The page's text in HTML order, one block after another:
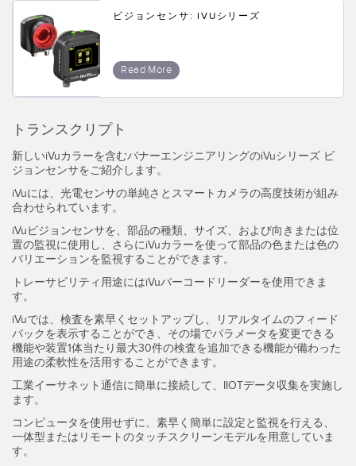
Wireless Condition Monitoring Sensors
Vibration Sensors
付属品
コンバータ
コードセット
ソフトウェア
Banner Measurement Sensor Software
センサGUIソフトウェア
TECHNOLOGY
RELATED LINKS
ウォッシュダウン
IO-Link
ビジョンセンサ: IVUシリーズ
Read More
トランスクリプト
新しいiVuカラーを含むバナーエンジニアリングのiVuシリーズ ビ
ジョンセンサをご紹介します。
iVuには、光電センサの単純さとスマートカメラの高度技術が組み
合わせられています。
iVuビジョンセンサを、部品の種類、サイズ、および向きまたは位
置の監視に使用し、さらにiVuカラーを使って部品の色または色の
バリエーションを監視することができます。
トレーサビリティ用途にはiVuバーコードリーダーを使用できま
す。
iVuでは、検査を素早くセットアップし、リアルタイムのフィード
バックを表示することができ、その場でパラメータを変更できる
機能や装置1体当たり最大30件の検査を追加できる機能が備わった
用途の柔軟性を活用することができます。
工業イーサネット通信に簡単に接続して、IIOTデータ収集を実施し
ます。
コンピュータを使用せずに、素早く簡単に設定と監視を行える、
一体型またはリモートのタッチスクリーンモデルを用意していま
す。